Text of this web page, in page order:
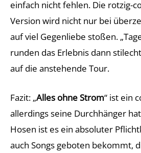
einfach nicht fehlen. Die rotzig-
Version wird nicht nur bei
auf viel Gegenliebe stoßen.
runden das Erlebnis dann
auf die anstehende Tour.
Fazit: „Alles ohne Strom“ ist ein
allerdings seine Durchhänger
Hosen ist es ein absoluter
auch Songs geboten bekommt,